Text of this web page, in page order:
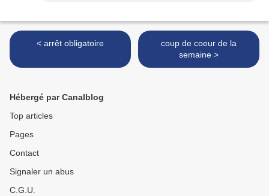
< arrêt obligatoire
coup de coeur de la
semaine >
Hébergé par Canalblog
Top articles
Pages
Contact
Signaler un abus
C.G.U.